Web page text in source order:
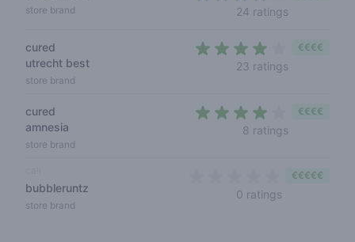
store brand 24 ratings
cured
utrecht best
store brand
23 ratings
€€€€
cured
amnesia
store brand
8 ratings
€€€€
bubbleruntz
store brand
0 ratings
€€€€€